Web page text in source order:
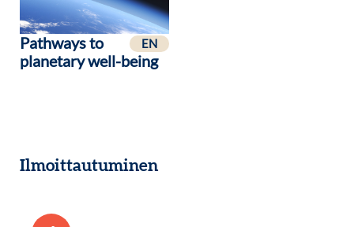
EN
Pathways to
planetary well-being
Ilmoittautuminen